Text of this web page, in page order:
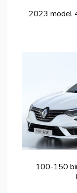
2023 model
100-150